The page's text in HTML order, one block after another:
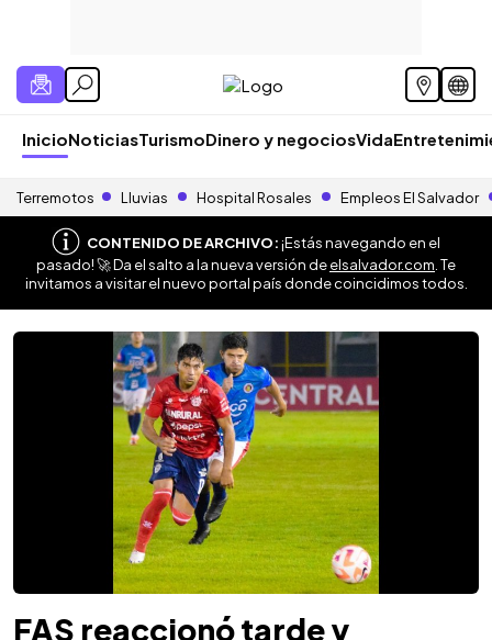
InicioNoticiasTurismoDinero y negociosVida
Terremotos Lluvias Hospital Rosales Empleos El Salvador
CONTENIDO DE ARCHIVO:¡Estás navegando en el
pasado! 🚀 Da el salto a la nueva versión deelsalvador.com . Te
invitamos a visitar el nuevo portal país donde coincidimos todos.
FAS reaccionó tarde y